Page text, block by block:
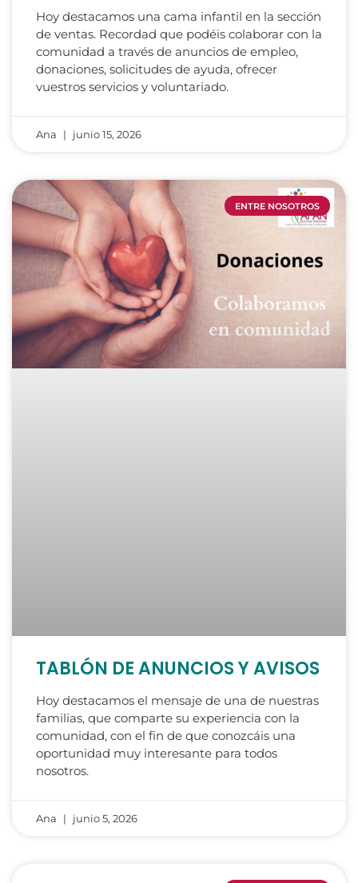
Hoy destacamos una cama infantil en la sección
de ventas. Recordad que podéis colaborar con la
comunidad a través de anuncios de empleo,
donaciones, solicitudes de ayuda, ofrecer
vuestros servicios y voluntariado.
Ana junio 15, 2026
ENTRE NOSOTROS
TABLÓN DE ANUNCIOS Y AVISOS
Hoy destacamos el mensaje de una de nuestras
familias, que comparte su experiencia con la
comunidad, con el fin de que conozcáis una
oportunidad muy interesante para todos
nosotros.
Ana junio 5, 2026